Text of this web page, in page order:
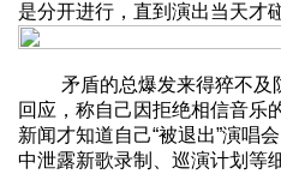
是分开进行，直到演出当天才
矛盾的总爆发来得猝不及
回应，称自己因拒绝相信音乐
新闻才知道自己“被退出”演唱
中泄露新歌录制、巡演计划等